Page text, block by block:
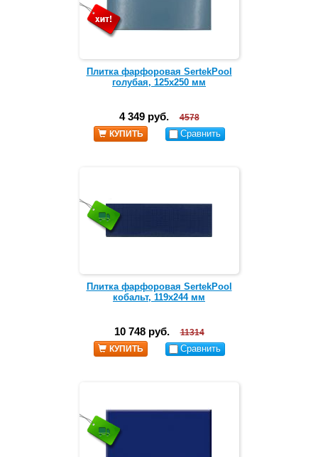
Плитка фарфоровая SertekPool
голубая, 125х250 мм
4 349 руб.
4578
КУПИТЬ
Сравнить
Плитка фарфоровая SertekPool
кобальт, 119х244 мм
10 748 руб.
11314
КУПИТЬ
Сравнить